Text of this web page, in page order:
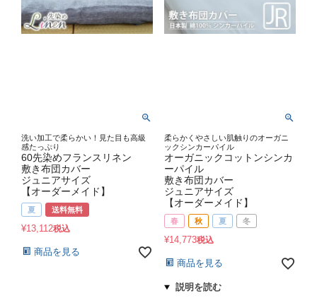
洗い加工で柔らかい！見た目も高級
感たっぷり
60先染めフランスリネン
敷き布団カバー
ジュニアサイズ
【オーダーメイド】
夏 送料無料
¥13,112税込
商品を見る
柔らかくやさしい肌触りのオーガニ
ックシンカーパイル
オーガニックコットンシンカ
ーパイル
敷き布団カバー
ジュニアサイズ
【オーダーメイド】
春 秋 夏 冬
¥14,773税込
商品を見る